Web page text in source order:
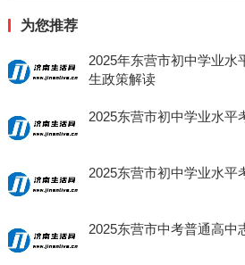
为您推荐
2025年东营市初中学业水
生政策解读
2025东营市初中学业水平
2025东营市初中学业水平
2025东营市中考普通高中